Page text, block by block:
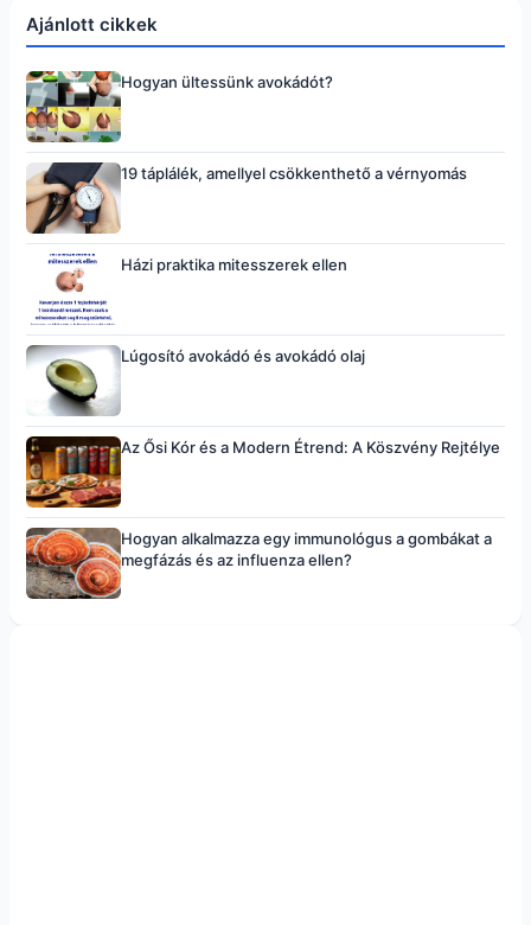
Ajánlott cikkek
Hogyan ültessünk avokádót?
19 táplálék, amellyel csökkenthető a vérnyomás
Házi praktika mitesszerek ellen
Lúgosító avokádó és avokádó olaj
Az Ősi Kór és a Modern Étrend: A Köszvény Rejtélye
Hogyan alkalmazza egy immunológus a gombákat a
megfázás és az influenza ellen?